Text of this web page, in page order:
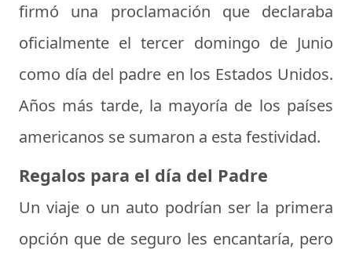
firmó una proclamación que declaraba
oficialmente el tercer domingo de Junio
como día del padre en los Estados Unidos.
Años más tarde, la mayoría de los países
americanos se sumaron a esta festividad.
Regalos para el día del Padre
Un viaje o un auto podrían ser la primera
opción que de seguro les encantaría, pero